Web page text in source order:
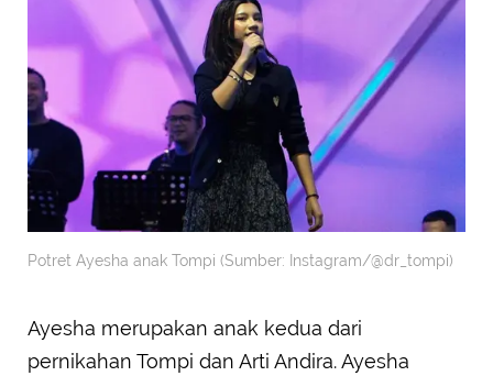
Potret Ayesha anak Tompi (Sumber: Instagram/@dr_tompi)
Ayesha merupakan anak kedua dari
pernikahan Tompi dan Arti Andira. Ayesha